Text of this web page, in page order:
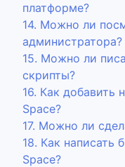
платформе?
14. Можно ли
администратора?
15. Можно ли
скрипты?
16. Как добавить
Space?
17. Можно ли
18. Как написать
Space?